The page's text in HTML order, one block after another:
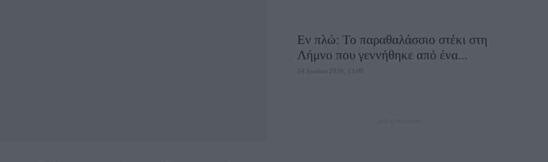
Εν πλώ: Το παραθαλάσσιο στέκι στη
Λήμνο που γεννήθηκε από ένα...
24 Ιουλίου 2026, 13:00